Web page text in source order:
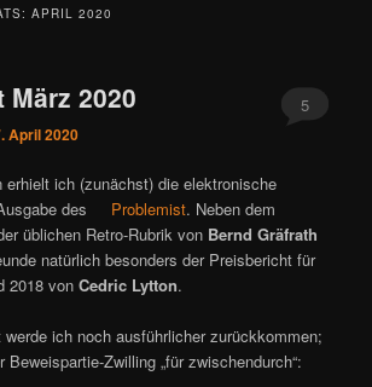
APRIL 2020
2020
April 2020
5
erhielt ich (zunächst) die elektronische
des
Problemist. Neben dem
üblichen Retro-Rubrik von Bernd Gräfrath
natürlich besonders der Preisbericht für
2018 vonCedric Lytton.
ich noch ausführlicher zurückkommen;
Beweispartie-Zwilling „für zwischendurch“: